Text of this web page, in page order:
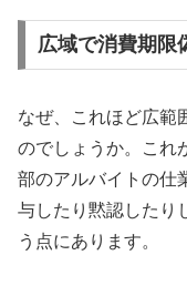
広域で消費期限
なぜ、これほど広範
のでしょうか。これ
部のアルバイトの仕
与したり黙認したり
う点にあります。